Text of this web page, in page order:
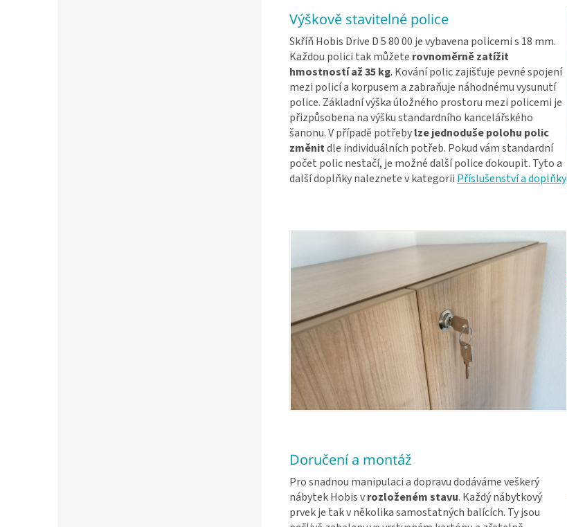
Výškově stavitelné police
Skříň Hobis Drive D 5 80 00 je vybavena policemi s 18 mm.
Každou polici tak můžete rovnoměrně zatížit
hmostností až 35 kg. Kování polic zajišťuje pevné spojení
mezi policí a korpusem a zabraňuje náhodnému vysunutí
police. Základní výška úložného prostoru mezi policemi je
přizpůsobena na výšku standardního kancelářského
šanonu. V případě potřebylze jednoduše polohu polic
změnitdle individuálních potřeb. Pokud vám standardní
počet polic nestačí, je možné další police dokoupit. Tyto a
další doplňky naleznete v kategorii Příslušenství a doplňky
Doručení a montáž
Pro snadnou manipulaci a dopravu dodáváme veškerý
nábytek Hobis vrozloženém stavu. Každý nábytkový
prvek je tak v několika samostatných balících. Ty jsou